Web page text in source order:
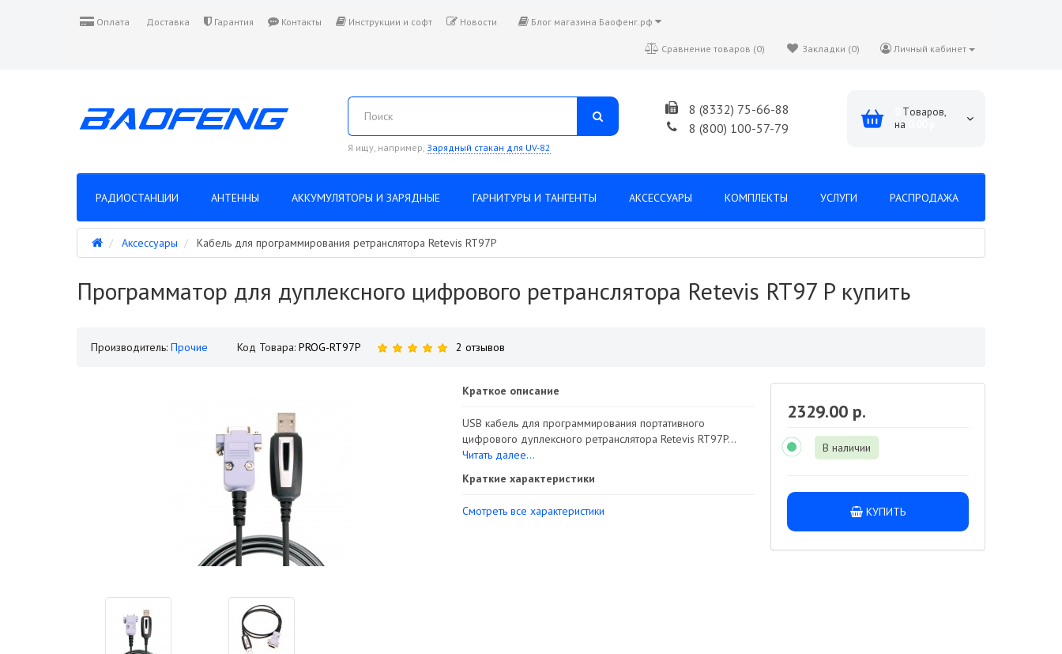
Оплата Доставка Гарантия Контакты Инструкции и софт Новости Блог магазина Баофенг.рф
Личный кабинет
Закладки (0)
Сравнение товаров (0)
8 (8332) 75-66-88
8 (800) 100-57-79
Tоваров,
на
Я ищу, например, Зарядный стакан для UV-82
РАДИОСТАНЦИИ АНТЕННЫ АККУМУЛЯТОРЫ И ЗАРЯДНЫЕ ГАРНИТУРЫ И ТАНГЕНТЫ АКСЕССУАРЫ КОМПЛЕКТЫ УСЛУГИ РАСПРОДАЖА
Аксессуары Кабель для программирования ретранслятора Retevis RT97P
Программатор для дуплексного цифрового ретранслятора Retevis RT97 P купить
Производитель: Прочие Код Товара: PROG-RT97P 2 отзывов
Краткое описание
USB кабель для программирования портативного
цифрового дуплексного ретранслятора Retevis RT97P...
Читать далее...
Краткие характеристики
Смотреть все характеристики
2329.00 р.
В наличии
КУПИТЬ